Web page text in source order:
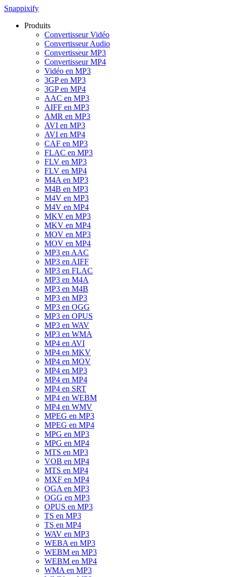
Snappixify
Produits
Convertisseur Vidéo
Convertisseur Audio
Convertisseur MP3
Convertisseur MP4
Vidéo en MP3
3GP en MP3
3GP en MP4
AAC en MP3
AIFF en MP3
AMR en MP3
AVI en MP3
AVI en MP4
CAF en MP3
FLAC en MP3
FLV en MP3
FLV en MP4
M4A en MP3
M4B en MP3
M4V en MP3
M4V en MP4
MKV en MP3
MKV en MP4
MOV en MP3
MOV en MP4
MP3 en AAC
MP3 en AIFF
MP3 en FLAC
MP3 en M4A
MP3 en M4B
MP3 en MP3
MP3 en OGG
MP3 en OPUS
MP3 en WAV
MP3 en WMA
MP4 en AVI
MP4 en MKV
MP4 en MOV
MP4 en MP3
MP4 en MP4
MP4 en SRT
MP4 en WEBM
MP4 en WMV
MPEG en MP3
MPEG en MP4
MPG en MP3
MPG en MP4
MTS en MP3
VOB en MP4
MTS en MP4
MXF en MP4
OGA en MP3
OGG en MP3
OPUS en MP3
TS en MP3
TS en MP4
WAV en MP3
WEBA en MP3
WEBM en MP3
WEBM en MP4
WMA en MP3